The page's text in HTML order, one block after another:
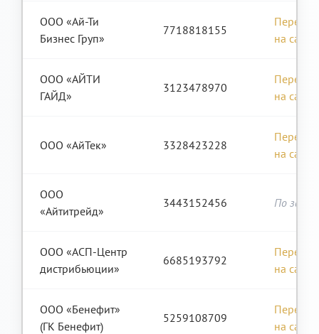
ООО «Ай-Ти
Бизнес Груп»
7718818155
Перейти
на сайт
ООО «АЙТИ
ГАЙД»
3123478970
Перейти
на сайт
ООО «АйТек» 3328423228
Перейти
на сайт
ООО
«Айтитрейд»
3443152456 По
ООО «АСП-Центр
дистрибьюции»
6685193792
Перейти
на сайт
ООО «Бенефит»
(ГК Бенефит)
5259108709
Перейти
на сайт